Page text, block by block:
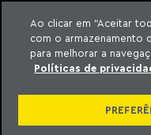
o conteúdo
Machado Meyer
Ao clicar em “Aceitar
com o armazenamento
para melhorar a
Políticas de